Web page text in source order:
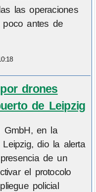
las operaciones
poco antes de
drones
de Leipzig
GmbH, en la
dio la alerta
de un
el protocolo
policial